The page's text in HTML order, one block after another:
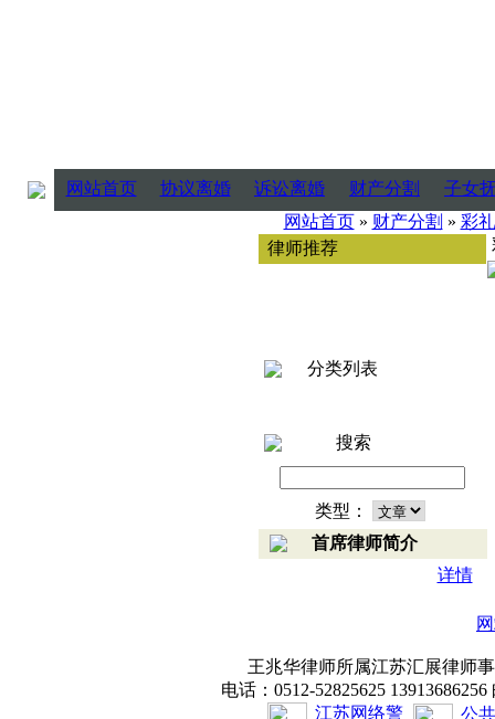
网站首页 协议离婚 诉讼离婚 财产分割
子女
网站首页» 财产分割 » 彩
律师推荐
分类列表
搜索
类型：
首席律师简介
详情
王兆华律师所属江苏汇展律师
电话：0512-52825625
江苏网络警
公